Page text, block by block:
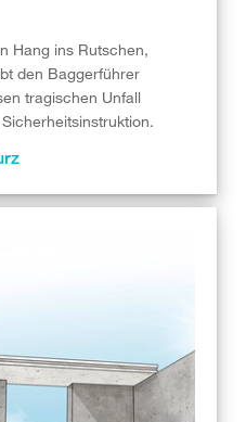
Hang ins Rutschen,
den Baggerführer
tragischen Unfall